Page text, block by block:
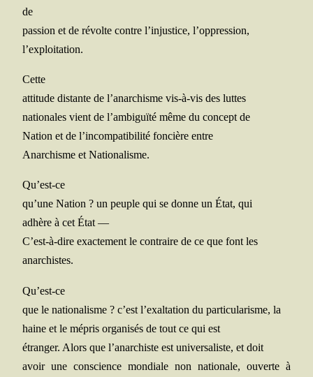
de
pas­sion et de révolte contre l’in­jus­tice, l’oppression,
l’exploitation.
Cette
atti­tude dis­tante de l’a­nar­chisme vis-à-vis des luttes
natio­nales vient de l’am­bi­guï­té même du concept de
Nation et de l’in­com­pa­ti­bi­li­té fon­cière entre
Anar­chisme et Nationalisme.
Qu’est-ce
qu’une Nation ? un peuple qui se donne un État, qui
adhère à cet État―
C’est-à-dire exac­te­ment le contraire de ce que font les
anarchistes.
Qu’est-ce
que le natio­na­lisme ? c’est l’exal­ta­tion du par­ti­cu­la­risme, la
haine et le mépris orga­ni­sés de tout ce qui est
étran­ger. Alors que l’a­nar­chiste est uni­ver­sa­liste, et doit
avoir une conscience mon­diale non natio­nale, ouverte à